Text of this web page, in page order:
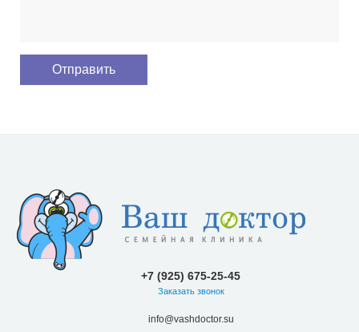
+7 (925) 675-25-45
Заказать звонок
info@vashdoctor.su